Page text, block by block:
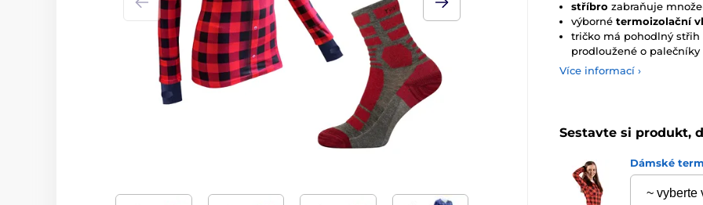
stříbro zabraňuje
výborné termoizolační
tričko má pohodlný střih
prodloužené o palečníky
Více informací ›
Sestavte si produkt,
Dámské